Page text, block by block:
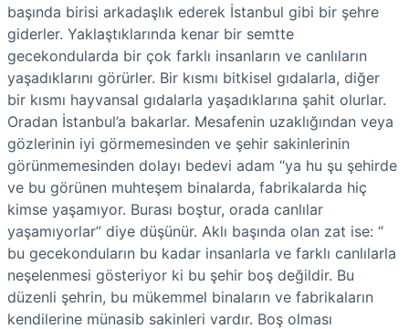
başında birisi arkadaşlık ederek İstanbul gibi bir şehre
giderler. Yaklaştıklarında kenar bir semtte
gecekondularda bir çok farklı insanların ve canlıların
yaşadıklarını görürler. Bir kısmı bitkisel gıdalarla, diğer
bir kısmı hayvansal gıdalarla yaşadıklarına şahit olurlar.
Oradan İstanbul’a bakarlar. Mesafenin uzaklığından veya
gözlerinin iyi görmemesinden ve şehir sakinlerinin
görünmemesinden dolayı bedevi adam “ya hu şu şehirde
ve bu görünen muhteşem binalarda, fabrikalarda hiç
kimse yaşamıyor. Burası boştur, orada canlılar
yaşamıyorlar” diye düşünür. Aklı başında olan zat ise: “
bu gecekonduların bu kadar insanlarla ve farklı canlılarla
neşelenmesi gösteriyor ki bu şehir boş değildir. Bu
düzenli şehrin, bu mükemmel binaların ve fabrikaların
kendilerine münasib sakinleri vardır. Boş olması